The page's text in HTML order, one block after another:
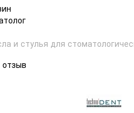
и стулья для